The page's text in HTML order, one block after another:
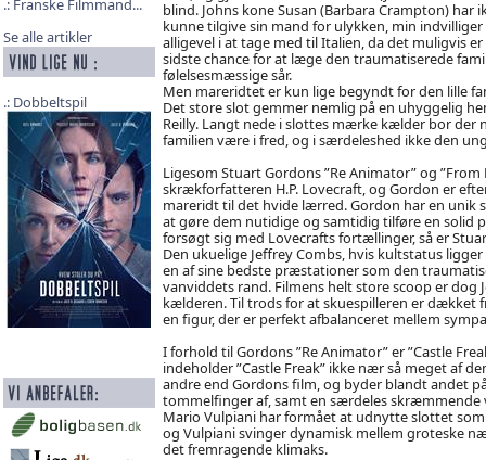
Franske Filmmand...
Se alle artikler
Dobbeltspil
blind. Johns kone Susan (Barbara Crampton) har
kunne tilgive sin mand for ulykken, min indvilliger
alligevel i at tage med til Italien, da det muligvis er
sidste chance for at læge den traumatiserede
følelsesmæssige sår.
Men mareridtet er kun lige begyndt for den lille
Det store slot gemmer nemlig på en uhyggelig
Reilly. Langt nede i slottes mærke kælder bor der
familien være i fred, og i særdeleshed ikke den
Ligesom Stuart Gordons ”Re Animator” og
skrækforfatteren H.P. Lovecraft, og Gordon er
mareridt til det hvide lærred. Gordon har en unik
at gøre dem nutidige og samtidig tilføre en solid
forsøgt sig med Lovecrafts fortællinger, så er
Den ukuelige Jeffrey Combs, hvis kultstatus
en af sine bedste præstationer som den
vanviddets rand. Filmens helt store scoop er
kælderen. Til trods for at skuespilleren er dækket
en figur, der er perfekt afbalanceret mellem
I forhold til Gordons ”Re Animator” er ”Castle
indeholder ”Castle Freak” ikke nær så meget af
andre end Gordons film, og byder blandt andet
tommelfinger af, samt en særdeles
Mario Vulpiani har formået at udnytte slottet
og Vulpiani svinger dynamisk mellem groteske
det fremragende klimaks.